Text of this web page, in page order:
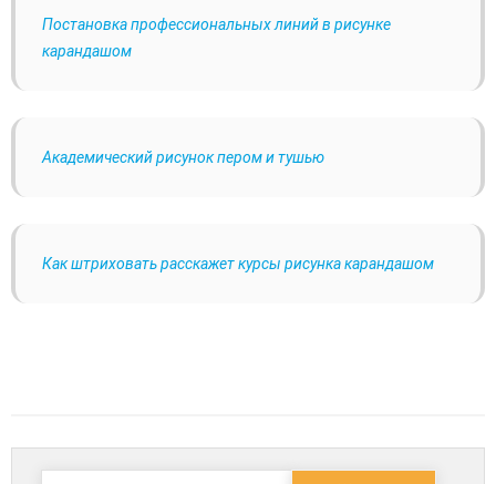
Постановка профессиональных линий в рисунке
карандашом
Академический рисунок пером и тушью
Как штриховать расскажет курсы рисунка карандашом
Пошук: